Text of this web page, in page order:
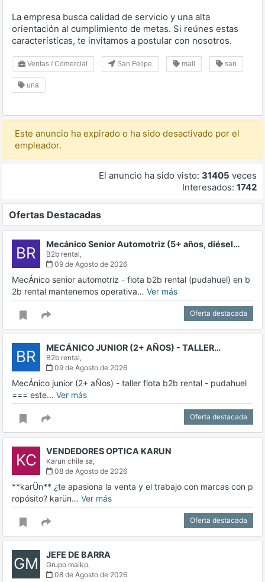
La empresa busca calidad de servicio y una alta
orientación al cumplimiento de metas. Si reúnes estas
características, te invitamos a postular con nosotros.
Ventas / Comercial San Felipe mall san
una
Este anuncio ha expirado o ha sido desactivado por el
empleador.
El anuncio ha sido visto: 31405 veces
Interesados: 1742
Ofertas Destacadas
BR Mecánico Senior Automotriz (5+ años, diésel…
B2b rental,
09 de Agosto de 2026
MecÁnico senior automotriz - flota b2b rental (pudahuel) en b
2b rental mantenemos operativa… Ver más
Oferta destacada
BR MECÁNICO JUNIOR (2+ AÑOS) - TALLER…
B2b rental,
09 de Agosto de 2026
MecÁnico junior (2+ aÑos) - taller flota b2b rental - pudahuel
=== este… Ver más
Oferta destacada
KC VENDEDORES OPTICA KARUN
Karun chile sa,
08 de Agosto de 2026
**karÜn** ¿te apasiona la venta y el trabajo con marcas con p
ropósito? karün… Ver más
Oferta destacada
GM JEFE DE BARRA
Grupo maiko,
08 de Agosto de 2026